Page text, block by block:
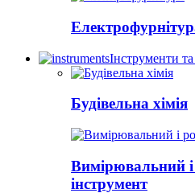
Інструменти
Будівельна хімія
Вимірювальний
інструмент